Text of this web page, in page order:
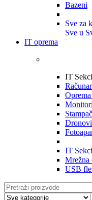
Bazeni
Sve za
Sve u
IT oprema
IT
Monitori
Dronovi
IT
Mrežna
USB
Search
for: